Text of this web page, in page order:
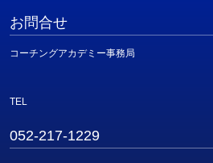
お問合せ
コーチングアカデミー事務局
TEL
052-217-1229